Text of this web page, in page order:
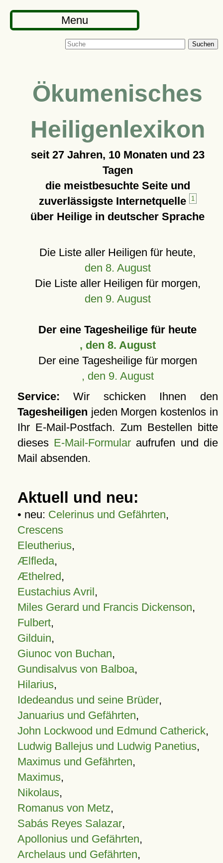
Menu
Suchen
Ökumenisches
Heiligenlexikon
seit 27 Jahren, 10 Monaten und 23
Tagen
die meistbesuchte Seite und
zuverlässigste Internetquelle
1
über Heilige in deutscher Sprache
Die Liste aller Heiligen für heute,
den 8. August
Die Liste aller Heiligen für morgen,
den 9. August
Der eine Tagesheilige für heute
, den 8. August
Der eine Tagesheilige für morgen
, den 9. August
Service: Wir schicken Ihnen den
Tagesheiligen jeden Morgen kostenlos in
Ihr E-Mail-Postfach. Zum Bestellen bitte
dieses E-Mail-Formular aufrufen und die
Mail absenden.
Aktuell und neu:
• neu: Celerinus und Gefährten,
Crescens
Eleutherius,
Ælfleda,
Æthelred,
Eustachius Avril,
Miles Gerard und Francis Dickenson,
Fulbert,
Gilduin,
Giunoc von Buchan,
Gundisalvus von Balboa,
Hilarius,
Idedeandus und seine Brüder,
Januarius und Gefährten,
John Lockwood und Edmund Catherick,
Ludwig Ballejus und Ludwig Panetius,
Maximus und Gefährten,
Maximus,
Nikolaus,
Romanus von Metz,
Sabás Reyes Salazar,
Apollonius und Gefährten,
Archelaus und Gefährten,